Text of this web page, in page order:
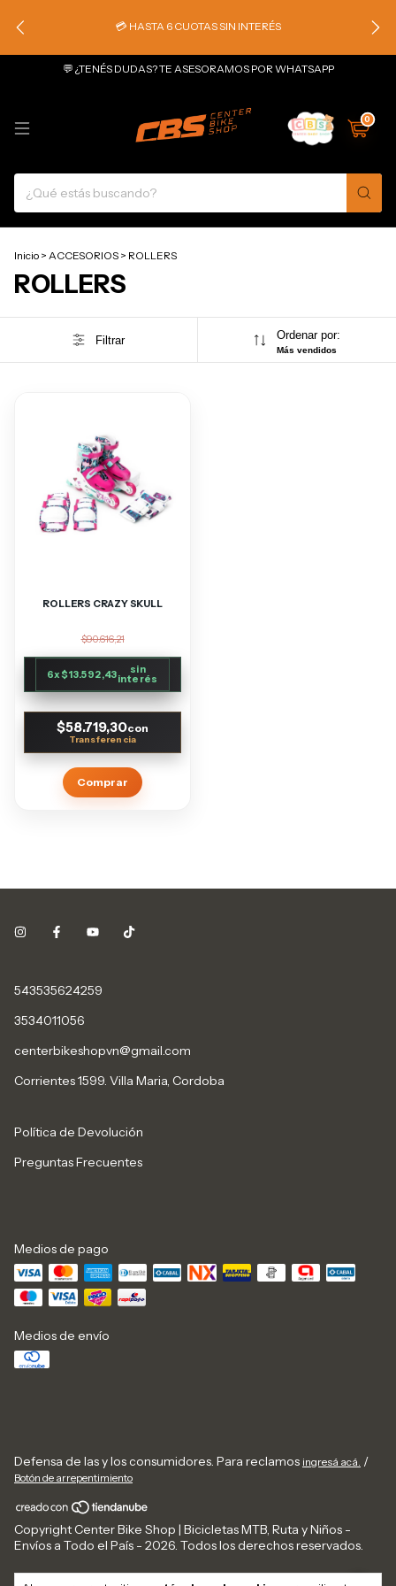
💳 HASTA 6 CUOTAS SIN INTERÉS
💬 ¿TENÉS DUDAS? TE ASESORAMOS POR WHATSAPP
0
Inicio > ACCESORIOS > ROLLERS
ROLLERS
Filtrar Ordenar por:
Más vendidos
ROLLERS CRAZY SKULL
$90.616,21
6x$13.592,43 sin
interés
$58.719,30con
Comprar
543535624259
3534011056
centerbikeshopvn@gmail.com
Corrientes 1599. Villa Maria, Cordoba
Política de Devolución
Preguntas Frecuentes
Medios de pago
Medios de envío
Defensa de las y los consumidores. Para reclamos ingresá acá. /
Botón de arrepentimiento
Copyright Center Bike Shop | Bicicletas MTB, Ruta y Niños -
Envíos a Todo el País - 2026. Todos los derechos reservados.